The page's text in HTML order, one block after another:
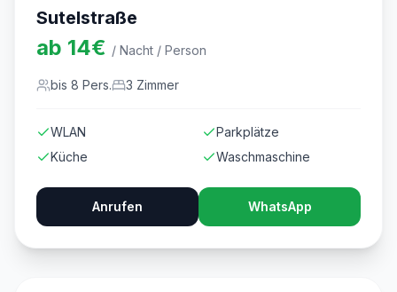
Sutelstraße
ab 14€ / Nacht / Person
bis 8 Pers. 3 Zimmer
WLAN
Parkplätze
Küche
Waschmaschine
Anrufen WhatsApp